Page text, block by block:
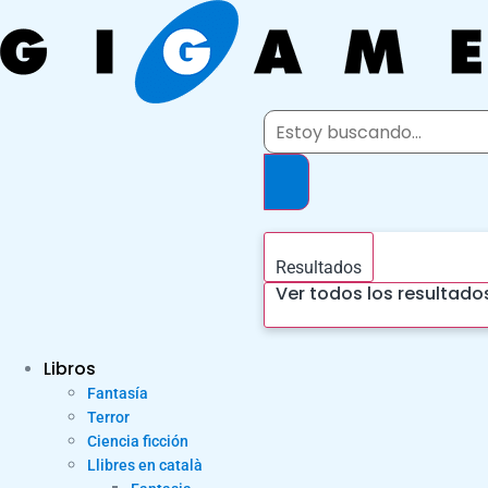
al
contenido
Search
Resultados
Ver todos los
Libros
Fantasía
Terror
Ciencia ficción
Llibres en català